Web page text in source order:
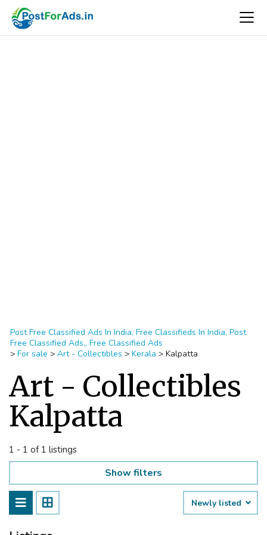
Post Free Classified Ads In India, Free Classifieds In India, Post
Free Classified Ads,, Free Classified Ads
> For sale > Art - Collectibles > Kerala > Kalpatta
Art - Collectibles
Kalpatta
1 - 1 of 1 listings
Show filters
Newly listed